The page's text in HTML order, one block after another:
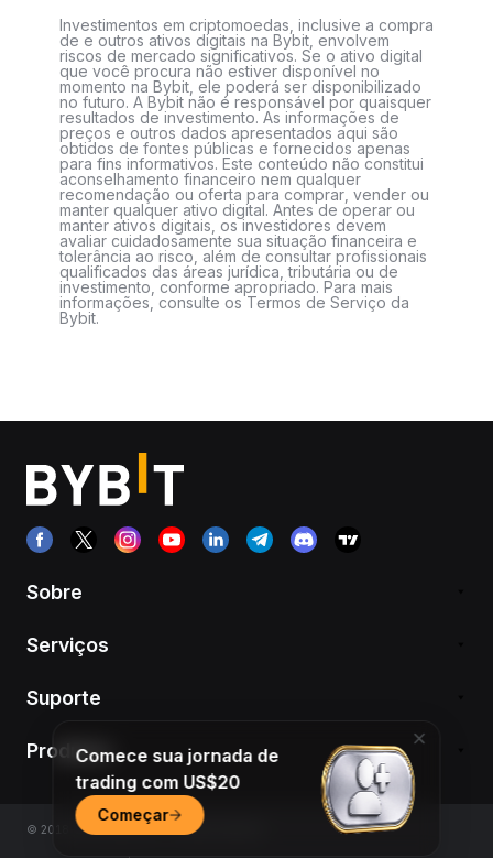
Investimentos em criptomoedas, inclusive a compra
de e outros ativos digitais na Bybit, envolvem
riscos de mercado significativos. Se o ativo digital
que você procura não estiver disponível no
momento na Bybit, ele poderá ser disponibilizado
no futuro. A Bybit não é responsável por quaisquer
resultados de investimento. As informações de
preços e outros dados apresentados aqui são
obtidos de fontes públicas e fornecidos apenas
para fins informativos. Este conteúdo não constitui
aconselhamento financeiro nem qualquer
recomendação ou oferta para comprar, vender ou
manter qualquer ativo digital. Antes de operar ou
manter ativos digitais, os investidores devem
avaliar cuidadosamente sua situação financeira e
tolerância ao risco, além de consultar profissionais
qualificados das áreas jurídica, tributária ou de
investimento, conforme apropriado. Para mais
informações, consulte os Termos de Serviço da
Bybit.
Sobre
Serviços
Suporte
Produtos
© 2018-2026 Bybit.com. All rights reserved.
Comece sua jornada de
trading com US$20
Começar